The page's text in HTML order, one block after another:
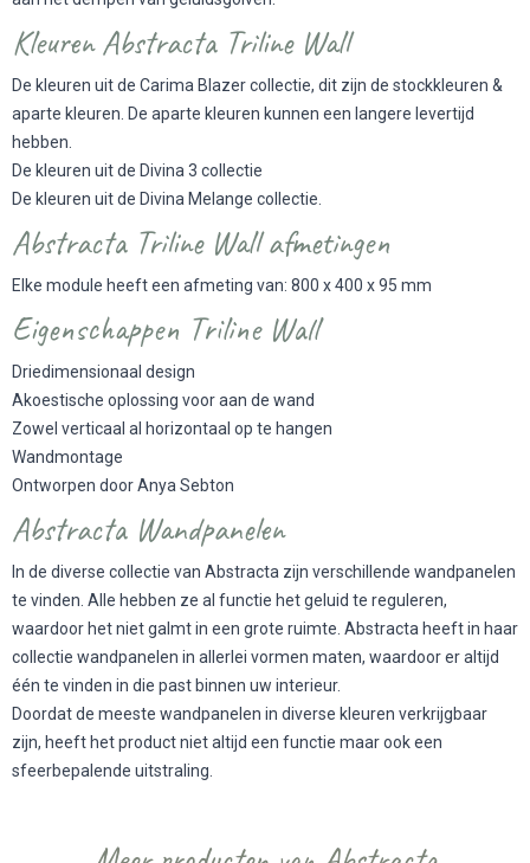
Kleuren Abstracta Triline Wall
De kleuren uit de Carima Blazer collectie, dit zijn de stockkleuren &
aparte kleuren. De aparte kleuren kunnen een langere levertijd
hebben.
De kleuren uit de Divina 3 collectie
De kleuren uit de Divina Melange collectie.
Abstracta Triline Wall afmetingen
Elke module heeft een afmeting van: 800 x 400 x 95 mm
Eigenschappen Triline Wall
Driedimensionaal design
Akoestische oplossing voor aan de wand
Zowel verticaal al horizontaal op te hangen
Wandmontage
Ontworpen door Anya Sebton
Abstracta Wandpanelen
In de diverse collectie van Abstracta zijn verschillende wandpanelen
te vinden. Alle hebben ze al functie het geluid te reguleren,
waardoor het niet galmt in een grote ruimte. Abstracta heeft in haar
collectie wandpanelen in allerlei vormen maten, waardoor er altijd
één te vinden in die past binnen uw interieur.
Doordat de meeste wandpanelen in diverse kleuren verkrijgbaar
zijn, heeft het product niet altijd een functie maar ook een
sfeerbepalende uitstraling.